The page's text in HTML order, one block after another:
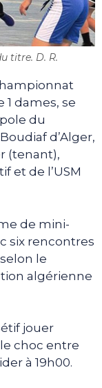
titre. D. R.
1 dames, se
du
d’Alger,
(tenant),
et de l’USM
de mini-
six rencontres
le
algérienne
jouer
le choc entre
à 19h00.